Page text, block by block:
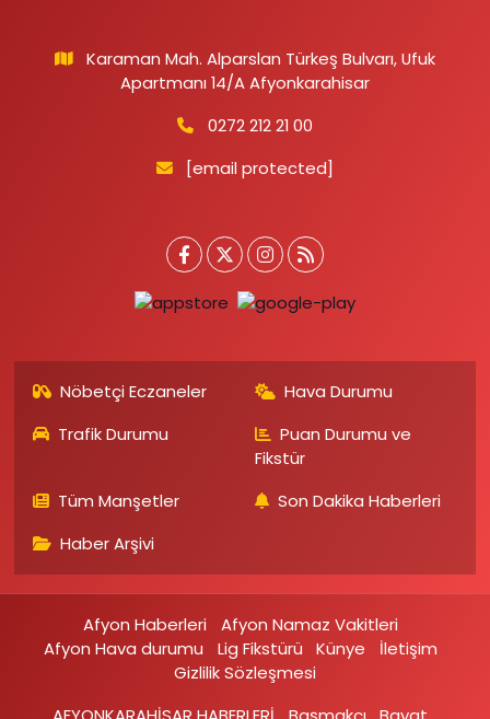
Karaman Mah. Alparslan Türkeş Bulvarı, Ufuk
Apartmanı 14/A Afyonkarahisar
0272 212 21 00
[email protected]
Nöbetçi Eczaneler
Hava Durumu
Trafik Durumu
Puan Durumu ve
Fikstür
Tüm Manşetler
Son Dakika Haberleri
Haber Arşivi
Afyon Haberleri
Afyon Namaz Vakitleri
Afyon Hava durumu
Lig Fikstürü Künye
İletişim
Gizlilik Sözleşmesi